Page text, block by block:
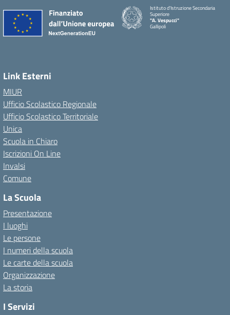
Istituto d'Istruzione Secondaria
Superiore
"A. Vespucci"
Gallipoli
Link Esterni
MIUR
Ufficio Scolastico Regionale
Ufficio Scolastico Territoriale
Unica
Scuola in Chiaro
Iscrizioni On Line
Invalsi
Comune
La Scuola
Presentazione
I luoghi
Le persone
I numeri della scuola
Le carte della scuola
Organizzazione
La storia
I Servizi